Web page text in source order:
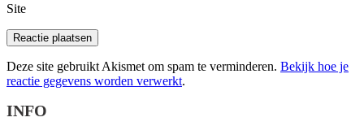
Site
Deze site gebruikt Akismet om spam te verminderen. Bekijk hoe je
reactie gegevens worden verwerkt.
INFO